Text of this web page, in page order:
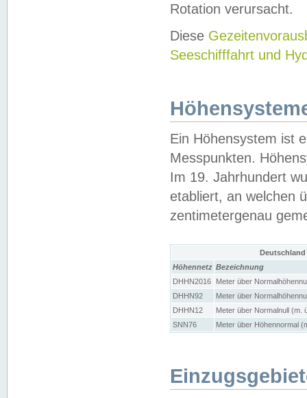
Rotation verursacht.
Diese
Seeschifffahrt und
Ein Höhensystem ist
Messpunkten.
Im 19. Jahrhundert
etabliert, an welchen
zentimetergenau
Höhennetz Bezeichnung
DHHN2016
Meter über
DHHN92
Meter über
DHHN12
Meter über Normalnull (m.
SNN76
Meter über Höhennormal